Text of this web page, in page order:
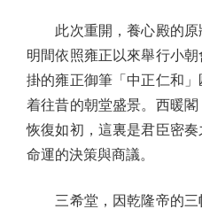
此次重開，養心殿的原
明間依照雍正以來舉行小
掛的雍正御筆「中正仁和
着往昔的朝堂盛景。西暖
恢復如初，這裏是君臣密
命運的決策與商議。
三希堂，因乾隆帝的三